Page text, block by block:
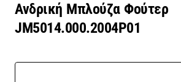
Ανδρική Μπλούζα Φούτερ
JM5014.000.2004P01